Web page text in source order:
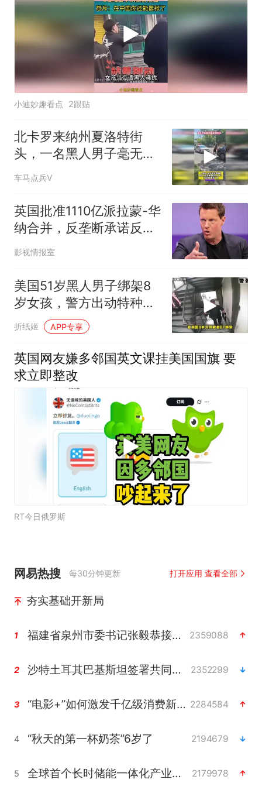
小迪妙趣看点 2跟贴
北卡罗来纳州夏洛特街
头，一名黑人男子毫无理
由的袭击了白人女子
车马点兵V
英国批准1110亿派拉蒙-华
纳合并，反垄断承诺反成
12州诉讼利器
影视情报室
美国51岁黑人男子绑架8
岁女孩，警方出动特种部
队硬核解救
折纸姬 APP专享
英国网友嫌多邻国英文课挂美国国旗 要
求立即整改
RT今日俄罗斯
网易热搜 每30分钟更新 打开应用 查看全部
夯实基础开新局
1 福建省泉州市委书记张毅恭接受纪律审查和监察调查 2359088
2 沙特土耳其巴基斯坦签署共同防务协议 2352299
3 “电影+”如何激发千亿级消费新活力？ 2284584
4 “秋天的第一杯奶茶”6岁了 2194679
5 全球首个长时储能一体化产业园量产 2179978